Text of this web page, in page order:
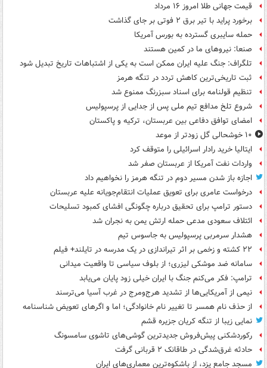
قیمت جهانی طلا امروز ۱۶ مرداد
برخورد پراید با تیر برق ۲ فوتی بر جای گذاشت
حمله سایبری گسترده به بورس آمریکا
صنعا: نیروهای ما در کمین‌ هستند
تلگراف: جنگ علیه ایران ممکن است به یکی از اشتباهات تاریخ تبدیل شود
ثبت تاریخی‌ترین کاهش تردد در تنگه هرمز
تنظیم قولنامه برای اسناد سبزرنگ ممنوع شد
شروع تلخ مدافع تیم ملی پس از جدایی از پرسپولیس
امضای توافق دفاعی بین عربستان، ترکیه و پاکستان
۱۰ خوشحالی گل زودتر از موعد
ایتالیا خرید رادار اسرائیلی را متوقف کرد
واردات نفت آمریکا از عربستان صفر شد
اجازه باز شدن مسیر دوم در تنگه هرمز را نخواهیم داد
درخواست عامری برای تعویق عملیات انتقام‌جویانه علیه عربستان
دستور ترامپ برای تحقیق درباره چگونگی افشای کمبود تسلیحات
ائتلاف سعودی مدعی حمله ارتش یمن به نجران شد
هشدار سرمربی پرسپولیس به جاسوس تیم
۲۲ کشته و زخمی بر اثر تیراندازی در یک مدرسه در تایلند+ فیلم
سامانه ضد موشکی لیزری؛ از بلوف سیاسی تا واقعیت میدانی
ترامپ: فکر می‌کنم جنگ با ایران خیلی زود پایان می‌یابد
نیمی از آمریکایی‌ها از تشدید هرج‌ومرج در غرب آسیا می‌ترسند
از حذف نام همسر تا تغییر نام خانوادگی؛ اما و اگرهای تعویض شناسنامه
نمایی زیبا از تنگه کریان جزیره قشم
رکوردشکنی پیش‌فروش جدیدترین گوشی‌های تاشوی سامسونگ
حادثه غرق‌شدگی در طاقانک ۲ قربانی گرفت
مسجد جامع یزد، از باشکوه‌ترین معماری‌های ایران